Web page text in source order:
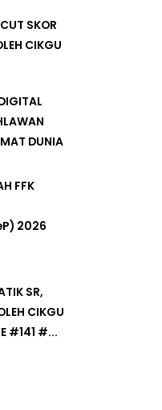
SKOR
CIKGU
DUNIA
FFK
2026
SR,
CIKGU
#141 #...